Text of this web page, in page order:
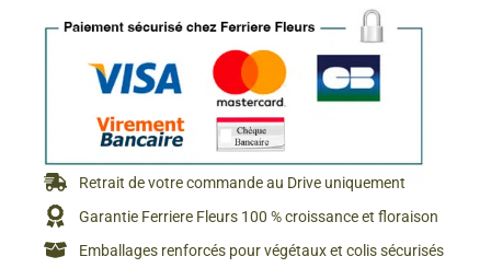
Retrait de votre commande au Drive uniquement
Garantie Ferriere Fleurs 100 % croissance et floraison
Emballages renforcés pour végétaux et colis sécurisés